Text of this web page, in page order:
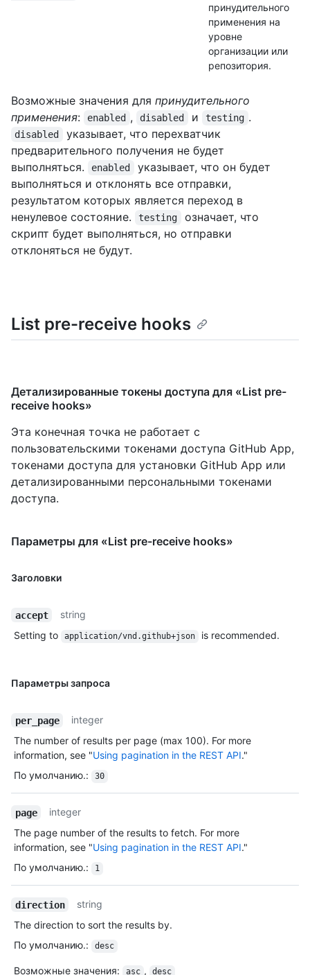
принудительного
применения на
уровне
организации или
репозитория.
Возможные значения для принудительного
применения: enabled , disabled и testing .
disabled
указывает, что перехватчик
предварительного получения не будет
выполняться.
enabled
указывает, что он будет
выполняться и отклонять все отправки,
результатом которых является переход в
ненулевое состояние.
testing
означает, что
скрипт будет выполняться, но отправки
отклоняться не будут.
List pre-receive hooks
Детализированные токены доступа для «List pre-
receive hooks»
Эта конечная точка не работает с
пользовательскими токенами доступа GitHub App,
токенами доступа для установки GitHub App или
детализированными персональными токенами
доступа.
Параметры для «List pre-receive hooks»
Заголовки
accept
string
Setting to
application/vnd.github+json is recommended.
Параметры запроса
per_page
integer
The number of results per page (max 100). For more
information, see "Using pagination in the REST API."
По умолчанию.: 30
page
integer
The page number of the results to fetch. For more
information, see "Using pagination in the REST API."
По умолчанию.: 1
direction
string
The direction to sort the results by.
По умолчанию.: desc
Возможные значения: asc , desc